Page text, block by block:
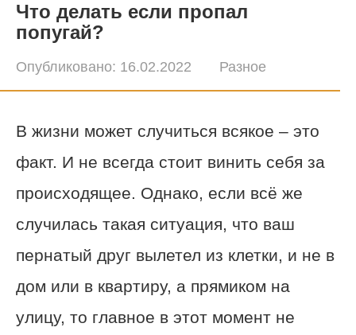
Что делать если пропал
попугай?
Опубликовано: 16.02.2022 Разное
В жизни может случиться всякое – это
факт. И не всегда стоит винить себя за
происходящее. Однако, если всё же
случилась такая ситуация, что ваш
пернатый друг вылетел из клетки, и не в
дом или в квартиру, а прямиком на
улицу, то главное в этот момент не